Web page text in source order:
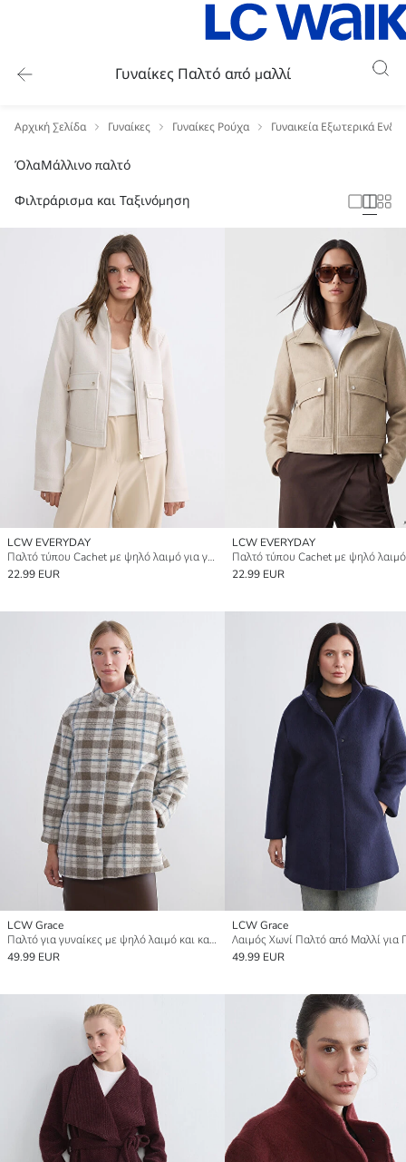
Γυναίκες Παλτό από μαλλί
Αρχική Σελίδα Γυναίκες Γυναίκες Ρούχα Γυναικεία Εξωτερικά
ΌλαΜάλλινο παλτό
Φιλτράρισμα και Ταξινόμηση
LCW EVERYDAY
Παλτό τύπου Cachet με ψηλό λαιμό για γυναίκες
22.99 EUR
LCW EVERYDAY
22.99 EUR
LCW Grace
Παλτό για γυναίκες με ψηλό λαιμό και καρό μοτίβο
49.99 EUR
LCW Grace
49.99 EUR